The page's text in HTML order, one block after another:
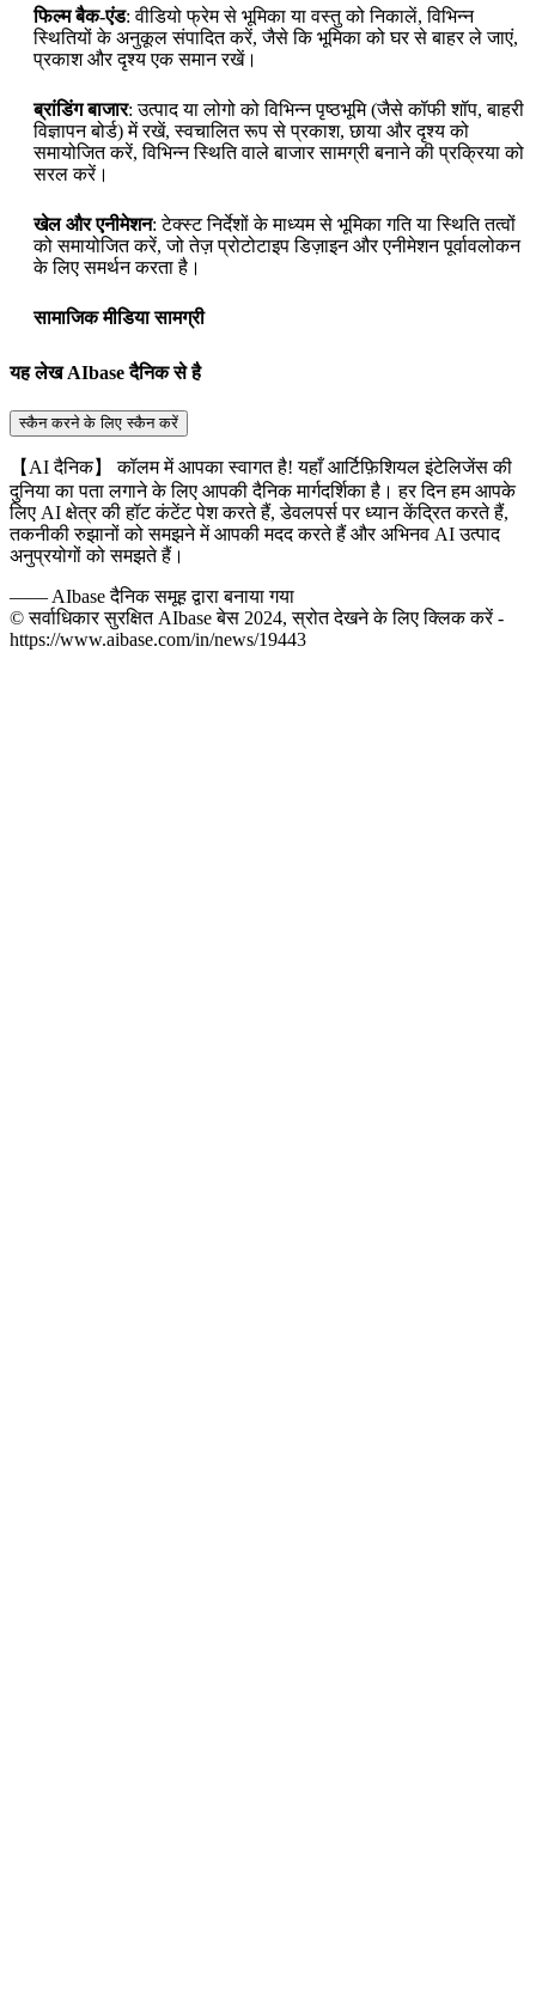
फिल्म बैक-एंड: वीडियो फ्रेम से भूमिका या वस्तु को निकालें, विभिन्न
स्थितियों के अनुकूल संपादित करें, जैसे कि भूमिका को घर से बाहर ले जाएं,
प्रकाश और दृश्य एक समान रखें।
ब्रांडिंग बाजार: उत्पाद या लोगो को विभिन्न पृष्ठभूमि (जैसे कॉफी शॉप, बाहरी
विज्ञापन बोर्ड) में रखें, स्वचालित रूप से प्रकाश, छाया और दृश्य को
समायोजित करें, विभिन्न स्थिति वाले बाजार सामग्री बनाने की प्रक्रिया को
सरल करें।
खेल और एनीमेशन: टेक्स्ट निर्देशों के माध्यम से भूमिका गति या स्थिति तत्वों
को समायोजित करें, जो तेज़ प्रोटोटाइप डिज़ाइन और एनीमेशन पूर्वावलोकन
के लिए समर्थन करता है।
सामाजिक मीडिया सामग्री
यह लेख AIbase दैनिक से है
स्कैन करने के लिए स्कैन करें
【AI दैनिक】 कॉलम में आपका स्वागत है! यहाँ आर्टिफ़िशियल इंटेलिजेंस की
दुनिया का पता लगाने के लिए आपकी दैनिक मार्गदर्शिका है। हर दिन हम आपके
लिए AI क्षेत्र की हॉट कंटेंट पेश करते हैं, डेवलपर्स पर ध्यान केंद्रित करते हैं,
तकनीकी रुझानों को समझने में आपकी मदद करते हैं और अभिनव AI उत्पाद
अनुप्रयोगों को समझते हैं।
—— AIbase दैनिक समूह द्वारा बनाया गया
© सर्वाधिकार सुरक्षित AIbase बेस 2024, स्रोत देखने के लिए क्लिक करें -
https://www.aibase.com/in/news/19443